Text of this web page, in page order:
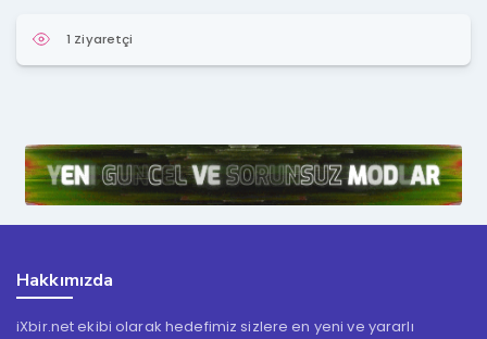
1 Ziyaretçi
Hakkımızda
iXbir.net ekibi olarak hedefimiz sizlere en yeni ve yararlı